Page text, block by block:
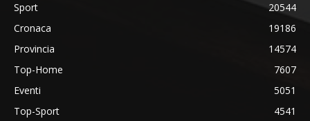
Sport
20544
Cronaca
19186
Provincia
14574
Top-Home
7607
Eventi
5051
Top-Sport
4541